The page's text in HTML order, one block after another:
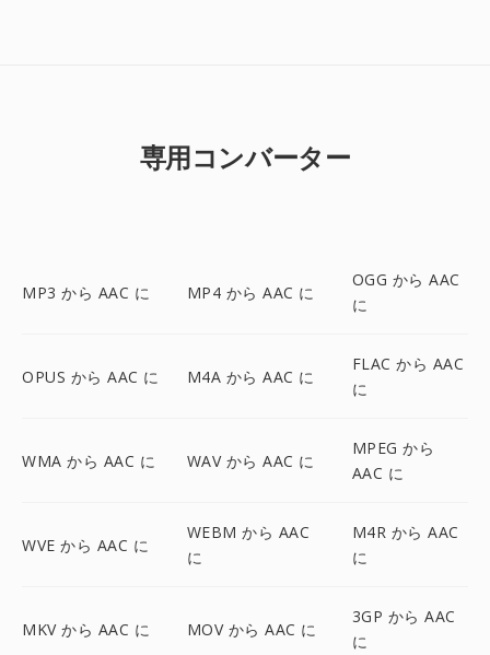
専用コンバーター
MP3 から AAC に MP4 から AAC に
OGG から AAC
に
OPUS から AAC に M4A から AAC に
FLAC から AAC
に
WMA から AAC に WAV から AAC に
MPEG から
AAC に
WVE から AAC に
WEBM から AAC
に
M4R から AAC
に
MKV から AAC に MOV から AAC に
3GP から AAC
に